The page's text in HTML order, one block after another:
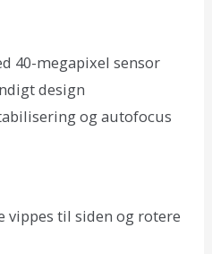
40-megapixel sensor
design
og autofocus
vippes til siden og rotere